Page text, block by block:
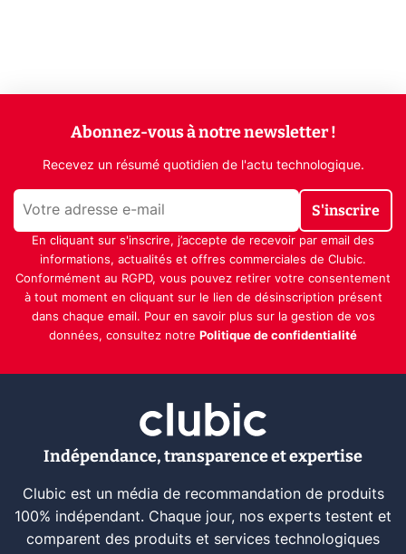
Abonnez-vous à notre newsletter !
Recevez un résumé quotidien de l'actu technologique.
S'inscrire
En cliquant sur s'inscrire, j’accepte de recevoir par email des
informations, actualités et offres commerciales de Clubic.
Conformément au RGPD, vous pouvez retirer votre consentement
à tout moment en cliquant sur le lien de désinscription présent
dans chaque email. Pour en savoir plus sur la gestion de vos
données, consultez notre Politique de confidentialité
Indépendance, transparence et expertise
Clubic est un média de recommandation de produits
100% indépendant. Chaque jour, nos experts testent et
comparent des produits et services technologiques